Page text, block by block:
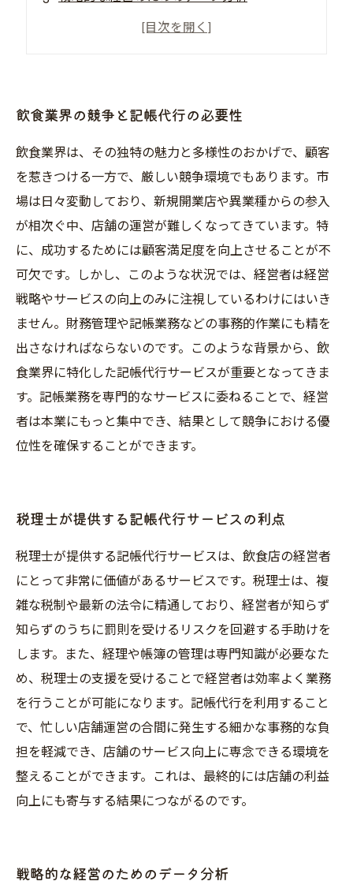
資金繰りの管理と記帳代行
飲食業界の競争と記帳代行の必要性
飲食業界は、その独特の魅力と多様性のおかげで、顧客
を惹きつける一方で、厳しい競争環境でもあります。市
場は日々変動しており、新規開業店や異業種からの参入
が相次ぐ中、店舗の運営が難しくなってきています。特
に、成功するためには顧客満足度を向上させることが不
可欠です。しかし、このような状況では、経営者は経営
戦略やサービスの向上のみに注視しているわけにはいき
ません。財務管理や記帳業務などの事務的作業にも精を
出さなければならないのです。このような背景から、飲
食業界に特化した記帳代行サービスが重要となってきま
す。記帳業務を専門的なサービスに委ねることで、経営
者は本業にもっと集中でき、結果として競争における優
位性を確保することができます。
税理士が提供する記帳代行サービスの利点
税理士が提供する記帳代行サービスは、飲食店の経営者
にとって非常に価値があるサービスです。税理士は、複
雑な税制や最新の法令に精通しており、経営者が知らず
知らずのうちに罰則を受けるリスクを回避する手助けを
します。また、経理や帳簿の管理は専門知識が必要なた
め、税理士の支援を受けることで経営者は効率よく業務
を行うことが可能になります。記帳代行を利用すること
で、忙しい店舗運営の合間に発生する細かな事務的な負
担を軽減でき、店舗のサービス向上に専念できる環境を
整えることができます。これは、最終的には店舗の利益
向上にも寄与する結果につながるのです。
戦略的な経営のためのデータ分析